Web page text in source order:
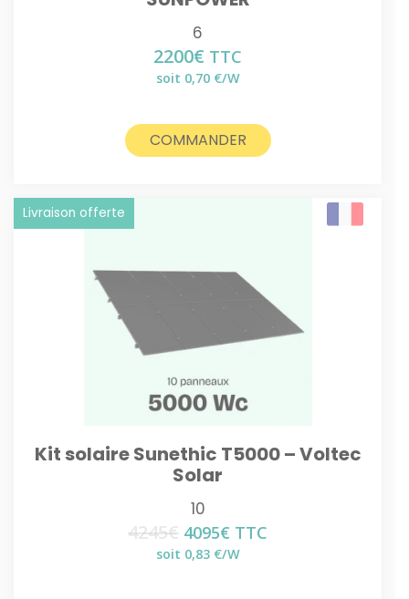
6
2200€ TTC
soit 0,70 €/W
COMMANDER
Kit solaire Sunethic T5000 – Voltec
Solar
Livraison offerte
10
4245€ Le
prix
4095€ Le
prix
TTC
soit 0,83 €/W